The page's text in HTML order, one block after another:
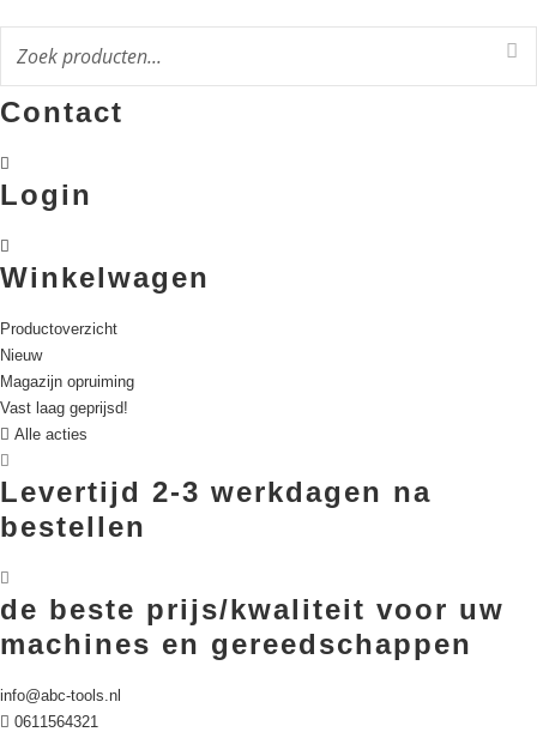
inhoud
Contact
Login
Winkelwagen
Productoverzicht
Nieuw
Magazijn opruiming
Vast laag geprijsd!
Alle acties
Levertijd 2-3 werkdagen na
bestellen
de beste prijs/kwaliteit voor uw
machines en gereedschappen
info@abc-tools.nl
0611564321